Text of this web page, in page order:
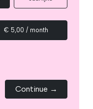
€ 5,00 / month
Continue →